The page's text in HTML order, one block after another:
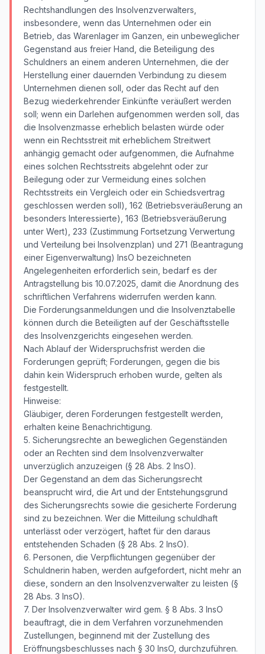
Rechtshandlungen des Insolvenzverwalters,
insbesondere, wenn das Unternehmen oder ein
Betrieb, das Warenlager im Ganzen, ein unbeweglicher
Gegenstand aus freier Hand, die Beteiligung des
Schuldners an einem anderen Unternehmen, die der
Herstellung einer dauernden Verbindung zu diesem
Unternehmen dienen soll, oder das Recht auf den
Bezug wiederkehrender Einkünfte veräußert werden
soll; wenn ein Darlehen aufgenommen werden soll, das
die Insolvenzmasse erheblich belasten würde oder
wenn ein Rechtsstreit mit erheblichem Streitwert
anhängig gemacht oder aufgenommen, die Aufnahme
eines solchen Rechtsstreits abgelehnt oder zur
Beilegung oder zur Vermeidung eines solchen
Rechtsstreits ein Vergleich oder ein Schiedsvertrag
geschlossen werden soll), 162 (Betriebsveräußerung an
besonders Interessierte), 163 (Betriebsveräußerung
unter Wert), 233 (Zustimmung Fortsetzung Verwertung
und Verteilung bei Insolvenzplan) und 271 (Beantragung
einer Eigenverwaltung) InsO bezeichneten
Angelegenheiten erforderlich sein, bedarf es der
Antragstellung bis 10.07.2025, damit die Anordnung des
schriftlichen Verfahrens widerrufen werden kann.
Die Forderungsanmeldungen und die Insolvenztabelle
können durch die Beteiligten auf der Geschäftsstelle
des Insolvenzgerichts eingesehen werden.
Nach Ablauf der Widerspruchsfrist werden die
Forderungen geprüft; Forderungen, gegen die bis
dahin kein Widerspruch erhoben wurde, gelten als
festgestellt.
Hinweise:
Gläubiger, deren Forderungen festgestellt werden,
erhalten keine Benachrichtigung.
5. Sicherungsrechte an beweglichen Gegenständen
oder an Rechten sind dem Insolvenzverwalter
unverzüglich anzuzeigen (§ 28 Abs. 2 InsO).
Der Gegenstand an dem das Sicherungsrecht
beansprucht wird, die Art und der Entstehungsgrund
des Sicherungsrechts sowie die gesicherte Forderung
sind zu bezeichnen. Wer die Mitteilung schuldhaft
unterlässt oder verzögert, haftet für den daraus
entstehenden Schaden (§ 28 Abs. 2 InsO).
6. Personen, die Verpflichtungen gegenüber der
Schuldnerin haben, werden aufgefordert, nicht mehr an
diese, sondern an den Insolvenzverwalter zu leisten (§
28 Abs. 3 InsO).
7. Der Insolvenzverwalter wird gem. § 8 Abs. 3 InsO
beauftragt, die in dem Verfahren vorzunehmenden
Zustellungen, beginnend mit der Zustellung des
Eröffnungsbeschlusses nach § 30 InsO, durchzuführen.